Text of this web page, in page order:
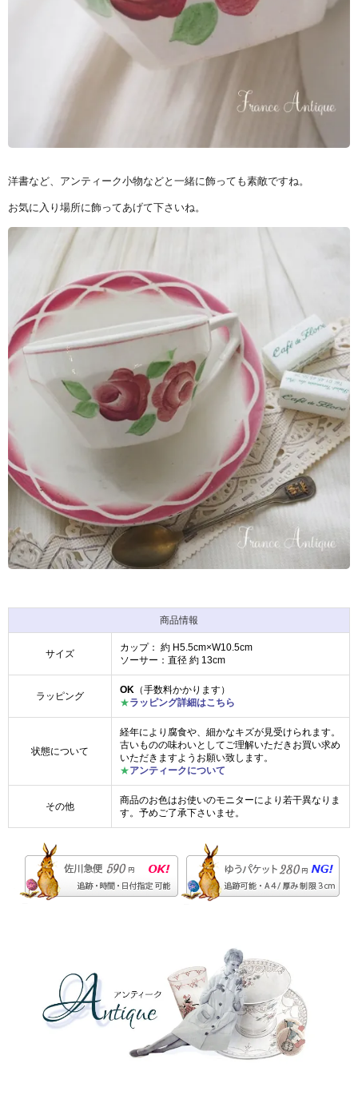
洋書など、アンティーク小物などと一緒に飾っても素敵ですね。
お気に入り場所に飾ってあげて下さいね。
商品情報
サイズ
カップ： 約 H5.5cm×W10.5cm
ソーサー：直径 約 13cm
ラッピング
OK （手数料かかります）
★ラッピング詳細はこちら
状態について
経年により腐食や、細かなキズが見受けられます。
古いものの味わいとしてご理解いただきお買い求め
いただきますようお願い致します。
★アンティークについて
その他
商品のお色はお使いのモニターにより若干異なりま
す。予めご了承下さいませ。